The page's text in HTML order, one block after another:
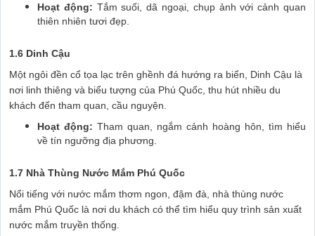
Hoạt động: Tắm suối, dã ngoại, chụp ảnh với cảnh quan
thiên nhiên tươi đẹp.
1.6 Dinh Cậu
Một ngôi đền cổ tọa lạc trên ghềnh đá hướng ra biển, Dinh Cậu là
nơi linh thiêng và biểu tượng của Phú Quốc, thu hút nhiều du
khách đến tham quan, cầu nguyện.
Hoạt động: Tham quan, ngắm cảnh hoàng hôn, tìm hiểu
về tín ngưỡng địa phương.
1.7 Nhà Thùng Nước Mắm Phú Quốc
Nổi tiếng với nước mắm thơm ngon, đậm đà, nhà thùng nước
mắm Phú Quốc là nơi du khách có thể tìm hiểu quy trình sản xuất
nước mắm truyền thống.